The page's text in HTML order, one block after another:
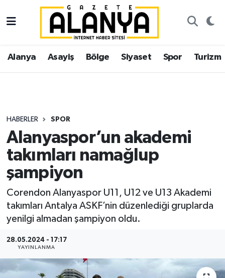
Alanya Asayiş Bölge Siyaset Spor Turizm
HABERLER SPOR
Alanyaspor’un akademi
takımları namağlup
şampiyon
Corendon Alanyaspor U11, U12 ve U13 Akademi
takımları Antalya ASKF’nin düzenlediği gruplarda
yenilgi almadan şampiyon oldu.
28.05.2024 - 17:17
YAYINLANMA
Alanya
Asayiş
Siyaset
Spor
Turizm
Ekonomi
Gazipaşa
İstanbul Nöbetçi Eczaneler
İstanbul Hava Durumu
Süper Lig Puan Durumu ve Fikstür
Tüm Manşetler
Son Dakika Haberleri
Haber Arşivi